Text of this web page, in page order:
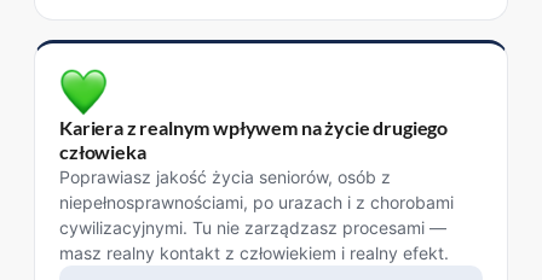
Kariera z realnym wpływem na życie drugiego
człowieka
Poprawiasz jakość życia seniorów, osób z
niepełnosprawnościami, po urazach i z chorobami
cywilizacyjnymi. Tu nie zarządzasz procesami —
masz realny kontakt z człowiekiem i realny efekt.